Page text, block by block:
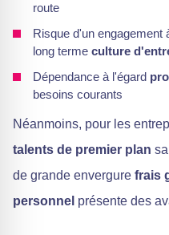
route
Risque d'un
long terme culture
Dépendance à l'égard
besoins courants
Néanmoins, pour les
talents de premier plan
de grande envergure frais
personnel présente des